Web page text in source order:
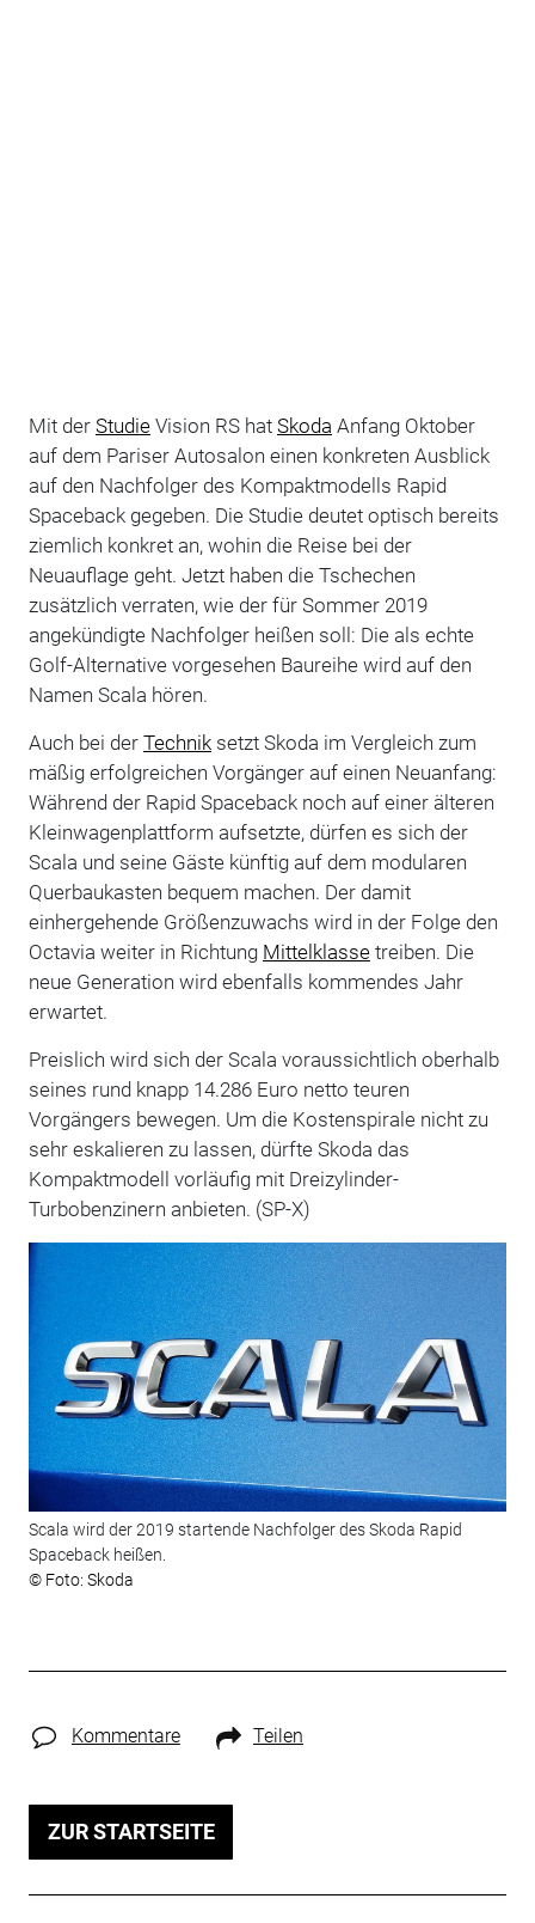
Mit der StudieVision RS hat Skoda Anfang Oktober
auf dem Pariser Autosalon einen konkreten Ausblick
auf den Nachfolger des Kompaktmodells Rapid
Spaceback gegeben. Die Studie deutet optisch bereits
ziemlich konkret an, wohin die Reise bei der
Neuauflage geht. Jetzt haben die Tschechen
zusätzlich verraten, wie der für Sommer 2019
angekündigte Nachfolger heißen soll: Die als echte
Golf-Alternative vorgesehen Baureihe wird auf den
Namen Scala hören.
Auch bei der Techniksetzt Skoda im Vergleich zum
mäßig erfolgreichen Vorgänger auf einen Neuanfang:
Während der Rapid Spaceback noch auf einer älteren
Kleinwagenplattform aufsetzte, dürfen es sich der
Scala und seine Gäste künftig auf dem modularen
Querbaukasten bequem machen. Der damit
einhergehende Größenzuwachs wird in der Folge den
Octavia weiter in Richtung Mittelklassetreiben. Die
neue Generation wird ebenfalls kommendes Jahr
erwartet.
Preislich wird sich der Scala voraussichtlich oberhalb
seines rund knapp 14.286 Euro netto teuren
Vorgängers bewegen. Um die Kostenspirale nicht zu
sehr eskalieren zu lassen, dürfte Skoda das
Kompaktmodell vorläufig mit Dreizylinder-
Turbobenzinern anbieten. (SP-X)
Scala wird der 2019 startende Nachfolger des Skoda Rapid
Spaceback heißen.
© Foto: Skoda
Kommentare Teilen
ZUR STARTSEITE